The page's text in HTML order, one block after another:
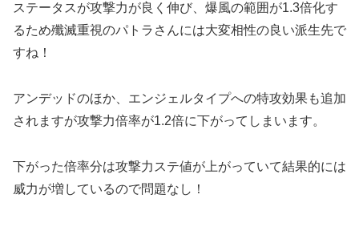
ステータスが攻撃力が良く伸び、爆風の範囲が1.3倍化す
るため殲滅重視のパトラさんには大変相性の良い派生先で
すね！
アンデッドのほか、エンジェルタイプへの特攻効果も追加
されますが攻撃力倍率が1.2倍に下がってしまいます。
下がった倍率分は攻撃力ステ値が上がっていて結果的には
威力が増しているので問題なし！